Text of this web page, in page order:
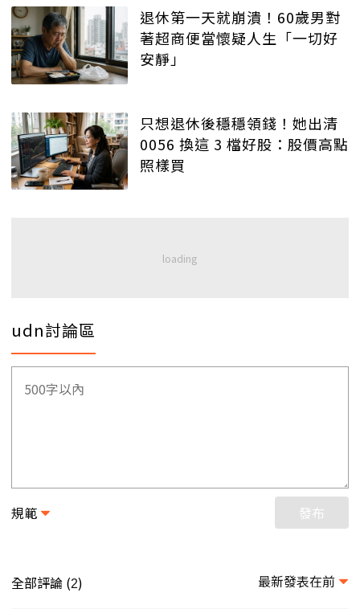
退休第一天就崩潰！60歲男對
著超商便當懷疑人生「一切好
安靜」
只想退休後穩穩領錢！她出清
0056 換這 3 檔好股：股價高點
照樣買
udn討論區
規範 發布
全部評論 (2) 最新發表在前